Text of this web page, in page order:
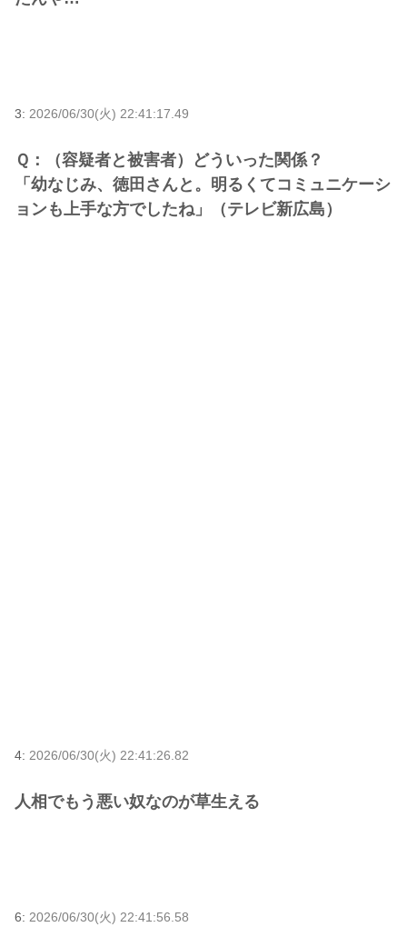
3: 2026/06/30(火) 22:41:17.49
Ｑ：（容疑者と被害者）どういった関係？
「幼なじみ、徳田さんと。明るくてコミュニケーシ
ョンも上手な方でしたね」（テレビ新広島）
4: 2026/06/30(火) 22:41:26.82
人相でもう悪い奴なのが草生える
6: 2026/06/30(火) 22:41:56.58